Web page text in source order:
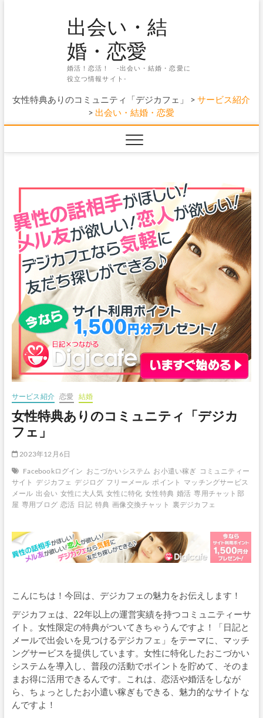
出会い・結
婚・恋愛
婚活！恋活！ -出会い・結婚・恋愛に
役立つ情報サイト-
女性特典ありのコミュニティ「デジカフェ」 >サービス紹介
> 出会い・結婚・恋愛
サービス紹介 恋愛 結婚
女性特典ありのコミュニティ「デジカ
フェ」
2023年12月6日
Facebookログイン おこづかいシステム お小遣い稼ぎ コミュニティー
サイト デジカフェ デジログ フリーメール ポイント マッチングサービス
メール 出会い 女性に大人気 女性に特化 女性特典 婚活 専用チャット部
屋 専用ブログ 恋活 日記 特典 画像交換チャット 裏デジカフェ
こんにちは！今回は、デジカフェの魅力をお伝えします！
デジカフェは、22年以上の運営実績を持つコミュニティーサ
イト。女性限定の特典がついてきちゃうんですよ！「日記と
メールで出会いを見つけるデジカフェ」をテーマに、マッチ
ングサービスを提供しています。女性に特化したおこづかい
システムを導入し、普段の活動でポイントを貯めて、そのま
まお得に活用できるんです。これは、恋活や婚活をしなが
ら、ちょっとしたお小遣い稼ぎもできる、魅力的なサイトな
んですよ！